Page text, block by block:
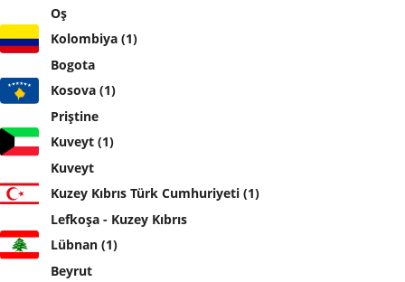
Oş
Kolombiya (1)
Bogota
Kosova (1)
Priştine
Kuveyt (1)
Kuveyt
Kuzey Kıbrıs Türk Cumhuriyeti (1)
Lefkoşa - Kuzey Kıbrıs
Lübnan (1)
Beyrut